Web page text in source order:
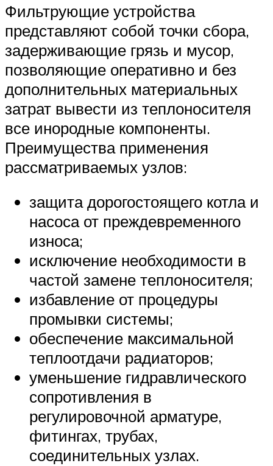
Фильтрующие устройства
представляют собой точки сбора,
задерживающие грязь и мусор,
позволяющие оперативно и без
дополнительных материальных
затрат вывести из теплоносителя
все инородные компоненты.
Преимущества применения
рассматриваемых узлов:
защита дорогостоящего котла и
насоса от преждевременного
износа;
исключение необходимости в
частой замене теплоносителя;
избавление от процедуры
промывки системы;
обеспечение максимальной
теплоотдачи радиаторов;
уменьшение гидравлического
сопротивления в
регулировочной арматуре,
фитингах, трубах,
соединительных узлах.